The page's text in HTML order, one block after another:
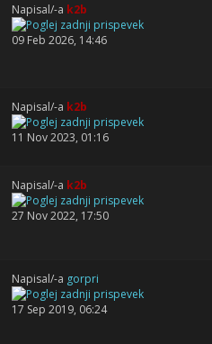
Napisal/-a k2b
09 Feb 2026, 14:46
Napisal/-a k2b
11 Nov 2023, 01:16
Napisal/-a k2b
27 Nov 2022, 17:50
Napisal/-a gorpri
17 Sep 2019, 06:24